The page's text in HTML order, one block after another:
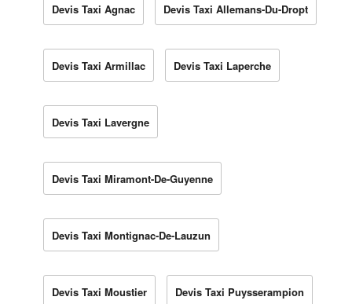
Devis Taxi Agnac Devis Taxi Allemans-Du-Dropt
Devis Taxi Armillac Devis Taxi Laperche
Devis Taxi Lavergne
Devis Taxi Miramont-De-Guyenne
Devis Taxi Montignac-De-Lauzun
Devis Taxi Moustier Devis Taxi Puysserampion